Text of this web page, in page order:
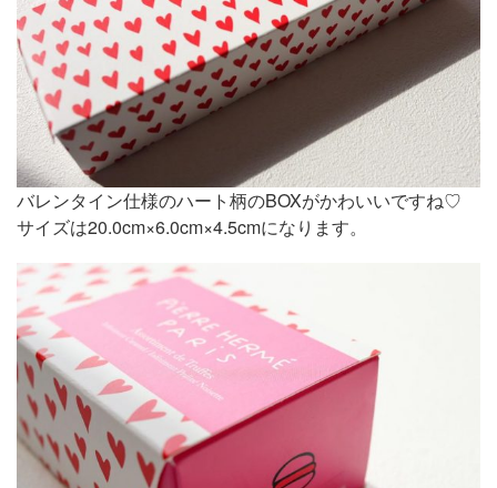
バレンタイン仕様のハート柄のBOXがかわいいですね♡
サイズは20.0cm×6.0cm×4.5cmになります。